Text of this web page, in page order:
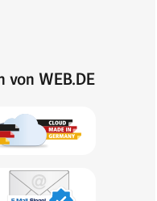
WEB.DE